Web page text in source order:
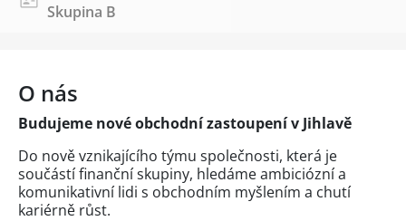
Skupina B
O nás
Budujeme nové obchodní zastoupení v Jihlavě
Do nově vznikajícího týmu společnosti, která je
součástí finanční skupiny, hledáme ambiciózní a
komunikativní lidi s obchodním myšlením a chutí
kariérně růst.